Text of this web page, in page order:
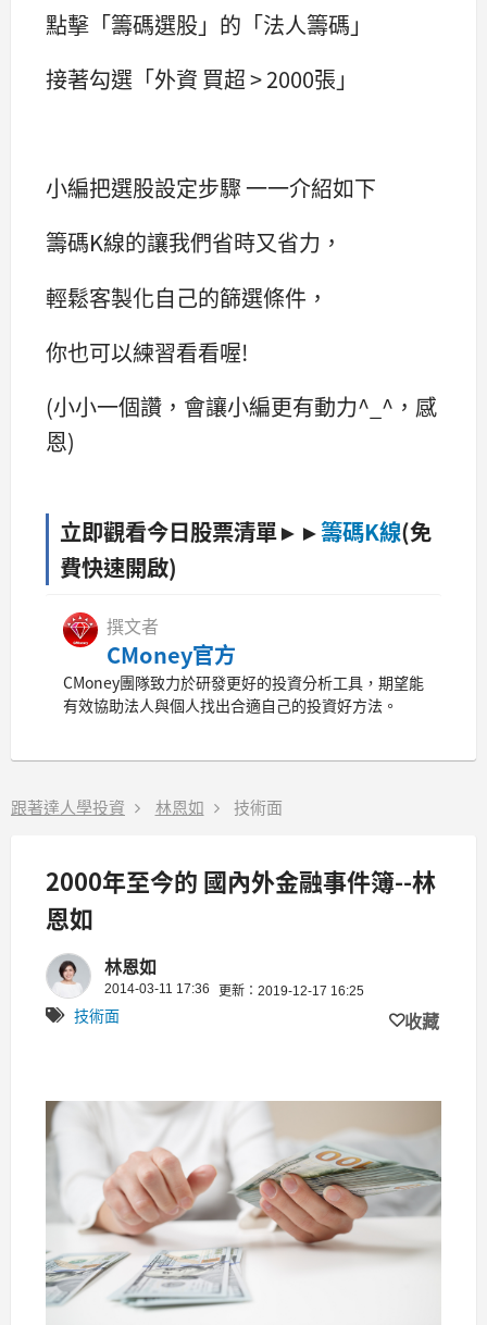
點擊「籌碼選股」的「法人籌碼」
接著勾選「外資 買超 > 2000張」
小編把選股設定步驟 一一介紹如下
籌碼K線的讓我們省時又省力，
輕鬆客製化自己的篩選條件，
你也可以練習看看喔!
(小小一個讚，會讓小編更有動力^_^，感
恩)
立即觀看今日股票清單►►籌碼K線(免
費快速開啟)
撰文者
CMoney官方
CMoney團隊致力於研發更好的投資分析工具，期望能
有效協助法人與個人找出合適自己的投資好方法。
跟著達人學投資 林恩如 技術面
2000年至今的 國內外金融事件簿--林
恩如
林恩如
2014-03-11 17:36 更新：2019-12-17 16:25
技術面 收藏